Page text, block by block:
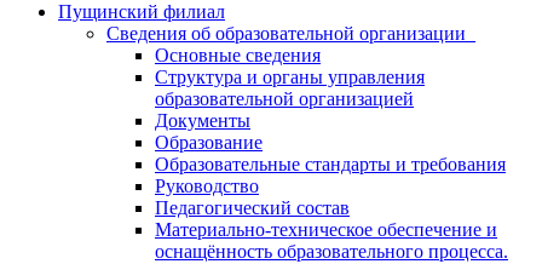
Пущинский филиал
Сведения об образовательной организации
Основные сведения
Структура и органы управления
образовательной организацией
Документы
Образование
Образовательные стандарты и требования
Руководство
Педагогический состав
Материально-техническое обеспечение и
оснащённость образовательного процесса.